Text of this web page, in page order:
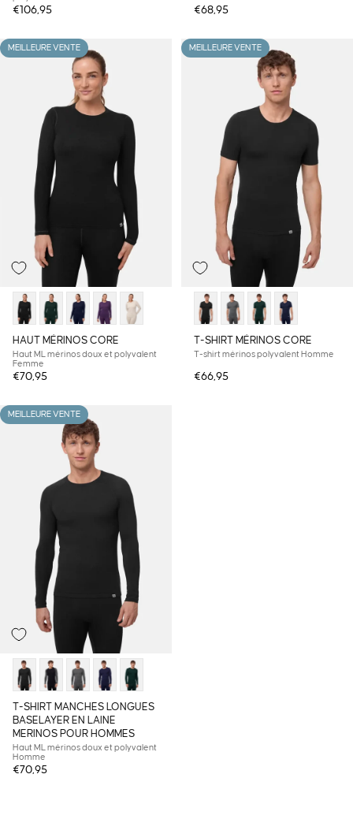
€106,95 €68,95
MEILLEURE VENTE
HAUT MÉRINOS CORE
Haut ML mérinos doux et polyvalent
Femme
€70,95
MEILLEURE VENTE
T-SHIRT MÉRINOS CORE
T-shirt mérinos polyvalent Homme
€66,95
MEILLEURE VENTE
T-SHIRT MANCHES LONGUES
BASELAYER EN LAINE
MERINOS POUR HOMMES
Haut ML mérinos doux et polyvalent
Homme
€70,95